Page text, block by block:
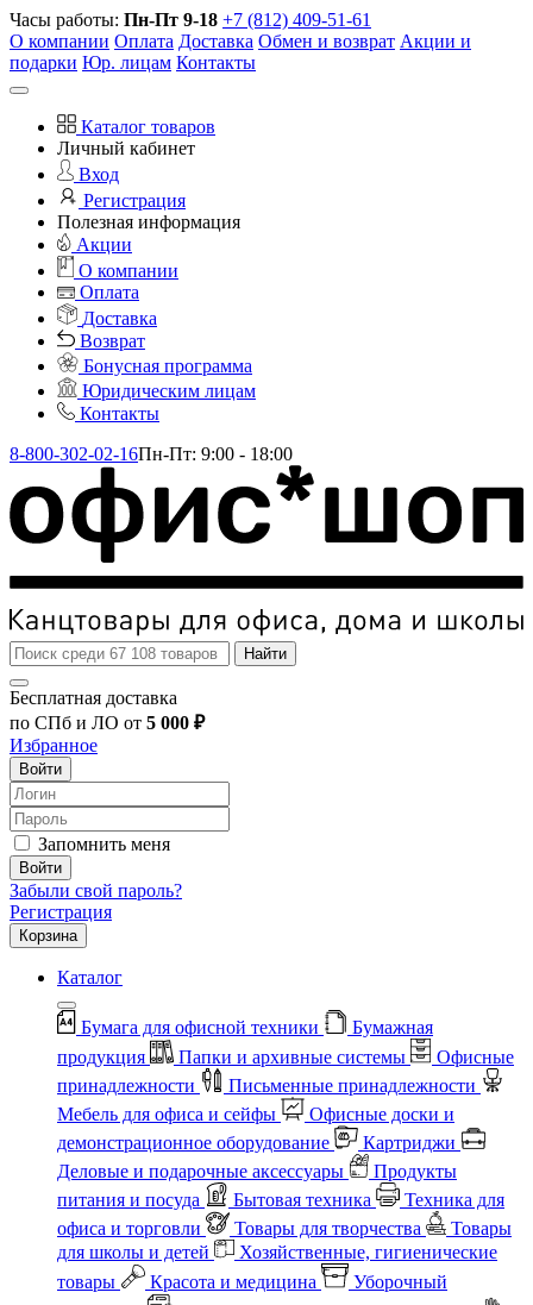
Часы работы: Пн-Пт 9-18 +7 (812) 409-51-61
О компании Оплата Доставка Обмен и возврат Акции и
подарки Юр. лицам Контакты
Каталог товаров
Личный кабинет
Вход
Регистрация
Полезная информация
Акции
О компании
Оплата
Доставка
Возврат
Бонусная программа
Юридическим лицам
Контакты
8-800-302-02-16Пн-Пт: 9:00 - 18:00
Найти
Бесплатная доставка
по СПб и ЛО от 5 000 ₽
Избранное
Войти
Запомнить меня
Войти
Забыли свой пароль?
Регистрация
Корзина
Каталог
Бумага для офисной техники
Бумажная
продукция
Папки и архивные системы
Офисные
принадлежности
Письменные принадлежности
Мебель для офиса и сейфы
Офисные доски и
демонстрационное оборудование
Картриджи
Деловые и подарочные аксессуары
Продукты
питания и посуда
Бытовая техника
Техника для
офиса и торговли
Товары для творчества
Товары
для школы и детей
Хозяйственные, гигиенические
товары
Красота и медицина
Уборочный